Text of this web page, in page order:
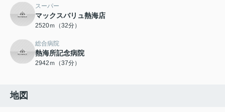
スーパー
マックスバリュ熱海店
2520ｍ（32分）
総合病院
熱海所記念病院
2942ｍ（37分）
地図